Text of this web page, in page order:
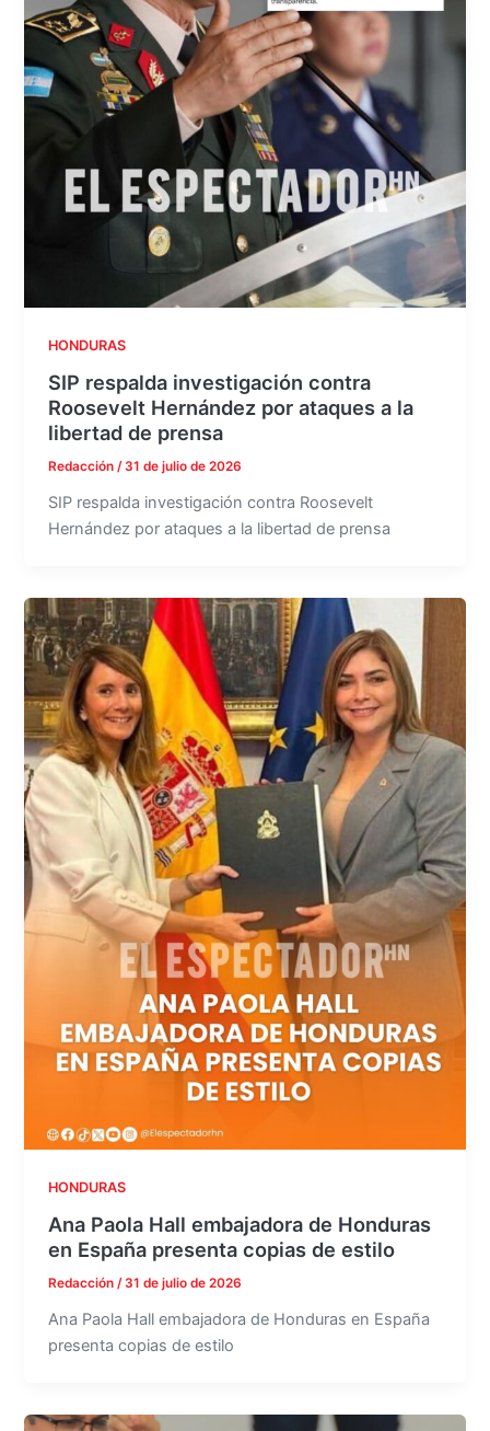
HONDURAS
SIP respalda investigación contra
Roosevelt Hernández por ataques a la
libertad de prensa
Redacción/ 31 de julio de 2026
SIP respalda investigación contra Roosevelt
Hernández por ataques a la libertad de prensa
HONDURAS
Ana Paola Hall embajadora de Honduras
en España presenta copias de estilo
Redacción/ 31 de julio de 2026
Ana Paola Hall embajadora de Honduras en España
presenta copias de estilo